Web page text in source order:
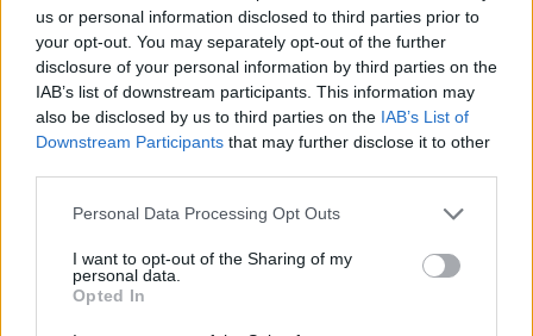
us or personal information disclosed to third parties prior to
your opt-out. You may separately opt-out of the further
disclosure of your personal information by third parties on the
IAB’s list of downstream participants. This information may
also be disclosed by us to third parties on the IAB’s List of
Downstream Participants that may further disclose it to other
Please note that this website/app uses one or more Google
not limited to your visit or usage behaviour. You may click to
grant or deny consent to Google and its third-party tags to
use your data for below specified purposes in below Google
Personal Data Processing Opt Outs
I want to opt-out of the Sharing of my
personal data.
Opted In
kapunk majd szeptember 22-én, amiben maga Hiroshi
Takai (az eredeti verzió rendezője) is mesélni fog.
Japánban december 6-án jelenik meg. Nyugati
megjelenésről egyelőre nem beszéltek, ahogy arról sem,
hogy ez váltja-e a Steamről nemrég levett PC-s
SMASH by Meló-Diák: Homok, zene és a nyár legjobb
hangulata – Jön a második forduló! (X)
Július végén folytatódik a balatoni strandröplabda-